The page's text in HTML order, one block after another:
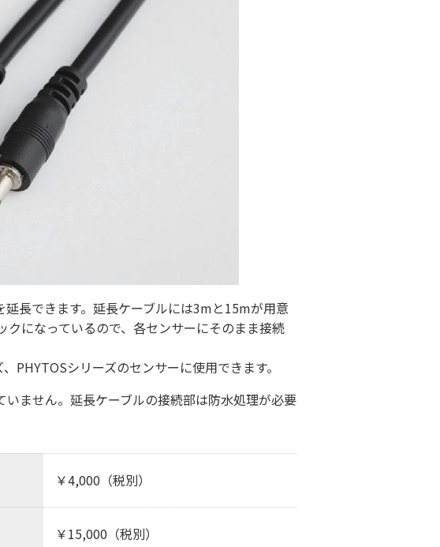
長できます。延長ケーブルには3mと15mが用意
になっているので、各センサーにそのまま接続
PHYTOSシリーズのセンサーに使用できます。
ません。延長ケーブルの接続部は防水処理が必要
￥4,000（税別）
￥15,000（税別）